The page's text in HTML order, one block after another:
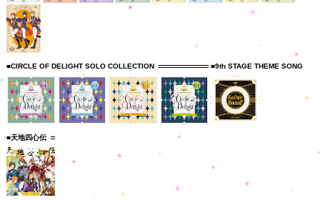
■CIRCLE OF DELIGHT SOLO COLLECTION ■9th STAGE THEME SONG
■天地四心伝